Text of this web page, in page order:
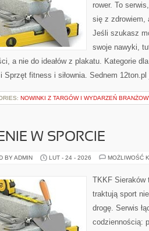
rower. To
się z zdrowiem,
Jeśli szukasz
swoje nawyki,
a nie do ideałów z plakatu. Kategorie
Sprzęt fitness i siłownia. Sednem
NOWINKI Z TARGÓW I WYDARZEŃ
W SPORCIE
BY ADMIN LUT - 24 - 2026 MOŻLIWOŚĆ
TKKF Sieraków
traktują sport
drogę. Serwis
codziennością: